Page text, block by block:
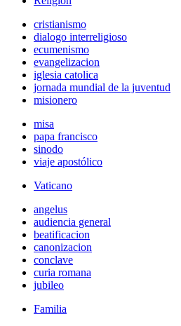
cristianismo
dialogo interreligioso
ecumenismo
evangelizacion
iglesia catolica
jornada mundial de la juventud
misionero
misa
papa francisco
sinodo
viaje apostólico
Vaticano
angelus
audiencia general
beatificacion
canonizacion
conclave
curia romana
jubileo
Familia